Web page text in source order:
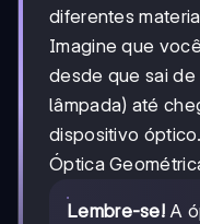
diferentes
Imagine que
desde que sai
lâmpada) até
dispositivo
Óptica
Lembre-se! A